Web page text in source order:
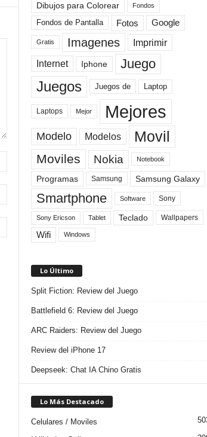
Dibujos para Colorear Fondos
Fondos de Pantalla Fotos Google
Gratis Imagenes Imprimir
Internet Iphone Juego
Juegos Juegos de Laptop
Laptops Mejor Mejores
Modelo Modelos Movil
Moviles Nokia Notebook
Programas Samsung Samsung Galaxy
Smartphone Software Sony
Sony Ericson Tablet Teclado Wallpapers
Wifi Windows
Lo Último
Split Fiction: Review del Juego
Battlefield 6: Review del Juego
ARC Raiders: Review del Juego
Review del iPhone 17
Deepseek: Chat IA Chino Gratis
Lo Más Destacado
Celulares / Moviles